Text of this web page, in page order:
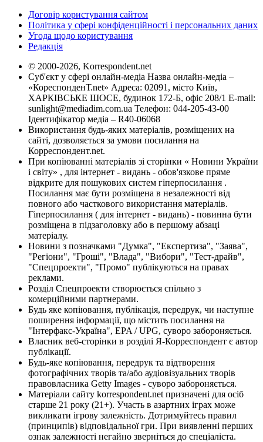
Договір користування сайтом
Політика у сфері конфіденційності і персональних даних
Угода щодо користування
Редакція
© 2000-2026, Korrespondent.net
Суб'єкт у сфері онлайн-медіа Назва онлайн-медіа –
«КореспонденТ.net» Адреса: 02091, місто Київ,
ХАРКІВСЬКЕ ШОСЕ, будинок 172-Б, офіс 208/1 E-mail:
sunlight@mediadim.com.ua Телефон: 044-205-43-00
Ідентифікатор медіа – R40-06068
Використання будь-яких матеріалів, розміщених на
сайті, дозволяється за умови посилання на
Корреспондент.net.
При копіюванні матеріалів зі сторінки « Новини України
і світу» , для інтернет - видань - обов'язкове пряме
відкрите для пошукових систем гіперпосилання .
Посилання має бути розміщена в незалежності від
повного або часткового використання матеріалів.
Гіперпосилання ( для інтернет - видань) - повинна бути
розміщена в підзаголовку або в першому абзаці
матеріалу.
Новини з позначками "Думка", "Експертиза", "Заява",
"Регіони", "Гроші", "Влада", "Вибори", "Тест-драйв",
"Спецпроекти", "Промо" публікуються на правах
реклами.
Розділ Спецпроекти створюється спільно з
комерційними партнерами.
Будь яке копіювання, публікація, передрук, чи наступне
поширення інформації, що містить посилання на
"Інтерфакс-Україна", EPA / UPG, суворо забороняється.
Власник веб-сторінки в розділі Я-Корреспондент є автор
публікації.
Будь-яке копіювання, передрук та відтворення
фотографічних творів та/або аудіовізуальних творів
правовласника Getty Images - суворо забороняється.
Матеріали сайту korrespondent.net призначені для осіб
старше 21 року (21+). Участь в азартних іграх може
викликати ігрову залежність. Дотримуйтесь правил
(принципів) відповідальної гри. При виявленні перших
ознак залежності негайно зверніться до спеціаліста.